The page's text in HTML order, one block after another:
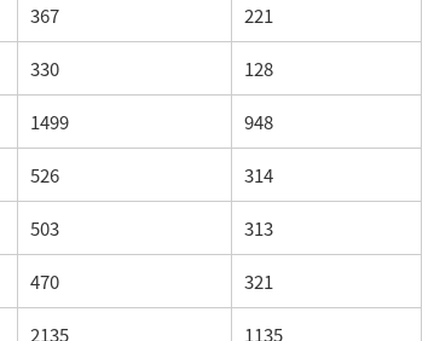
367 221
330 128
1499 948
526 314
503 313
470 321
2135 1135